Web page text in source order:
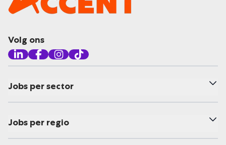
Volg ons
Jobs per sector
Jobs per regio